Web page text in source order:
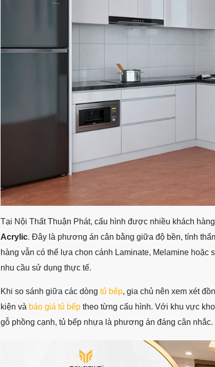
Tại Nội Thất Thuận Phát, cấu hình được nhiều khách
Acrylic. Đây là phương án cân bằng giữa độ bền, tính
hàng vẫn có thể lựa chọn cánh Laminate, Melamine hoặc
nhu cầu sử dụng thực tế.
Khi so sánh giữa các dòng tủ bếp, gia chủ nên xem xét
kiện và báo giá tủ bếp theo từng cấu hình. Với khu vực
gỗ phồng cạnh, tủ bếp nhựa là phương án đáng cân nhắc.